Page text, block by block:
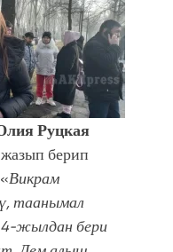
Руцкая
жазып берип
Викрам
таанымал
жылдан бери